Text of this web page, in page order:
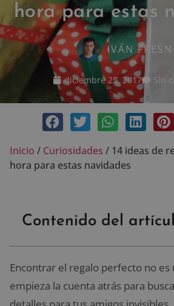
hora para estas
IVÁN
diciembre 25, 2017 Sin
Inicio / Curiosidades / 14 ideas de
hora para estas navidades
Contenido del
Encontrar el regalo perfecto no es
empieza la cuenta atrás para